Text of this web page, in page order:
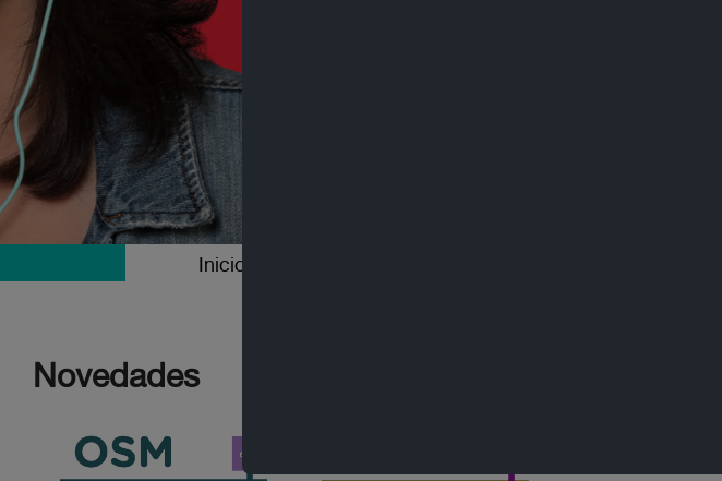
Inicio
Novedades